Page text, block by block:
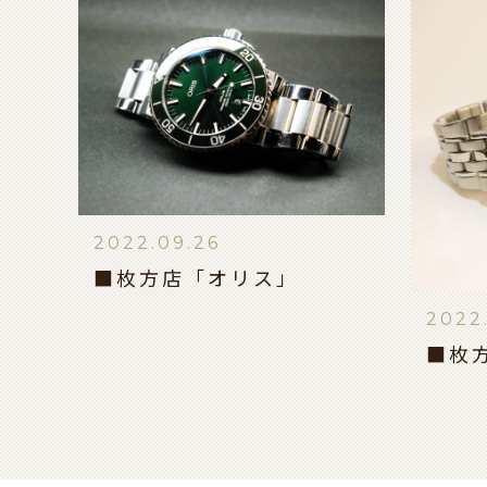
2022.09.26
■枚方店「オリス」
■枚